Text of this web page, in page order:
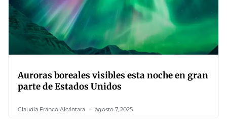
Auroras boreales visibles esta noche en gran
parte de Estados Unidos
Claudia Franco Alcántara agosto 7, 2025